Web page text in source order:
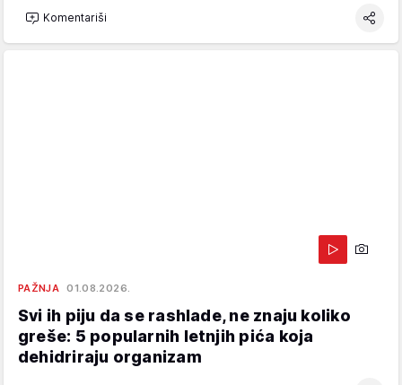
Komentariši
PAŽNJA 01.08.2026.
Svi ih piju da se rashlade, ne znaju koliko
greše: 5 popularnih letnjih pića koja
dehidriraju organizam